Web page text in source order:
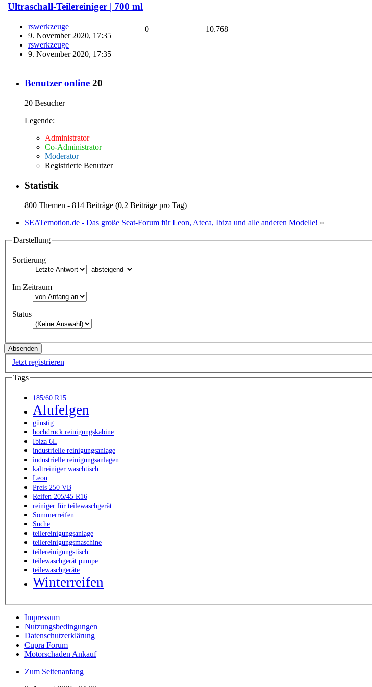
Ultraschall-Teilereiniger | 700 ml
rswerkzeuge
9. November 2020, 17:35
rswerkzeuge
9. November 2020, 17:35
0 10.768
Benutzer online 20
20 Besucher
Legende:
Administrator
Co-Administrator
Moderator
Registrierte Benutzer
Statistik
800 Themen - 814 Beiträge (0,2 Beiträge pro Tag)
SEATemotion.de - Das große Seat-Forum für Leon, Ateca, Ibiza und alle anderen Modelle! »
Darstellung
Sortierung
Im Zeitraum
Status
Jetzt registrieren
Tags
185/60 R15
Alufelgen
günstig
hochdruck reinigungskabine
Ibiza 6L
industrielle reinigungsanlage
industrielle reinigungsanlagen
kaltreiniger waschtisch
Leon
Preis 250 VB
Reifen 205/45 R16
reiniger für teilewaschgerät
Sommerreifen
Suche
teilereinigungsanlage
teilereinigungsmaschine
teilereinigungstisch
teilewaschgerät pumpe
teilewaschgeräte
Winterreifen
Impressum
Nutzungsbedingungen
Datenschutzerklärung
Cupra Forum
Motorschaden Ankauf
Zum Seitenanfang